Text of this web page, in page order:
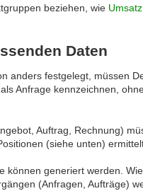
beziehen, wie
Daten
anders festgelegt, müssen
Anfrage kennzeichnen,
Auftrag, Rechnung)
(siehe unten)
können generiert werden.
(Anfragen, Aufträge)